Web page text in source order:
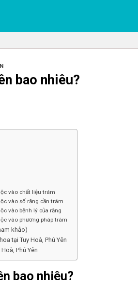
bao nhiêu?
vào chất liệu trám
vào số răng cần trám
vào bệnh lý của răng
vào phương pháp trám
khảo)
tại Tuy Hoà, Phú Yên
Phú Yên
bao nhiêu?